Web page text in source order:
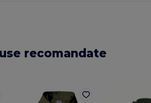
recomandate